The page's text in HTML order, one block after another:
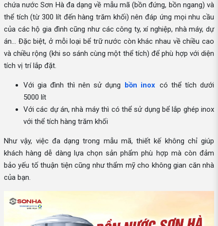
chứa nước Sơn Hà đa dạng về mẫu mã (bồn đứng, bồn ngang) và
thể tích (từ 300 lít đến hàng trăm khối) nên đáp ứng mọi nhu cầu
của các hộ gia đình cũng như các công ty, xí nghiệp, nhà máy, dự
án... Đặc biệt, ở mỗi loại bể trữ nước còn khác nhau về chiều cao
và chiều rộng (khi so sánh cùng một thể tích) để phù hợp với diện
tích vị trí lắp đặt.
Với gia đình thì nên sử dụng bồn inox có thể tích dưới
5000 lít
Với các dự án, nhà máy thì có thể sử dụng bể lắp ghép inox
với thể tích hàng trăm khối
Như vậy, việc đa dạng trong mẫu mã, thiết kế không chỉ giúp
khách hàng dễ dàng lựa chọn sản phẩm phù hợp mà còn đảm
bảo yếu tố thuận tiện cũng như thẩm mỹ cho không gian căn nhà
của bạn.